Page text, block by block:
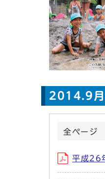
2014.9月
全ページ
平成26